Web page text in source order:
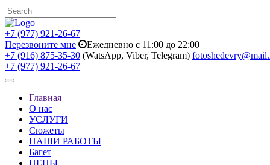
+7 (977) 921-26-67
Перезвоните мне
Ежедневно с 11:00 до 22:00
+7 (916) 875-35-30 (WatsApp, Viber, Telegram)
+7 (977) 921-26-67
Toggle
navigationГлавная
О нас
УСЛУГИ
Сюжеты
НАШИ РАБОТЫ
Багет
ЦЕНЫ